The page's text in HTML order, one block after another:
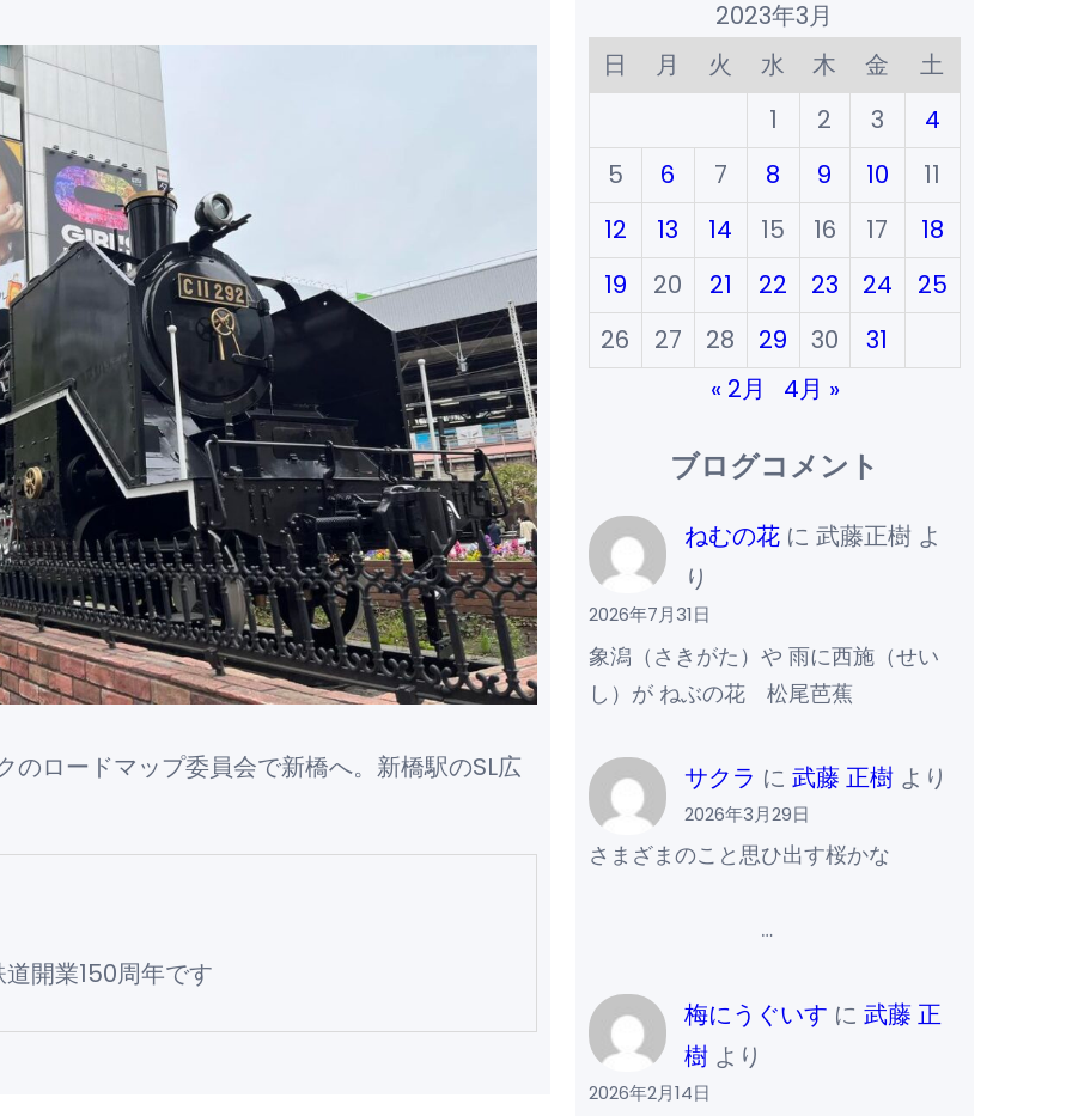
のロードマップ委員会で新橋へ。新橋駅のSL広
開業150周年です
2023年3月
日
月 火 水 木 金
土
1
2 3
4
5
6 7 8 9 10
11
12
13 14 15 16 17
18
19
20 21 22 23 24
25
26
27 28 29 30
31
« 2月
4月 »
ブログコメント
ねむの花に 武藤正樹 よ
り
2026年7月31日
象潟（さきがた）や 雨に西施（せい
し）が ねぶの花 松尾芭蕉
サクラ に 武藤 正樹より
2026年3月29日
さまざまのこと思ひ出す桜かな
…
梅にうぐいす に 武藤 正
樹より
2026年2月14日